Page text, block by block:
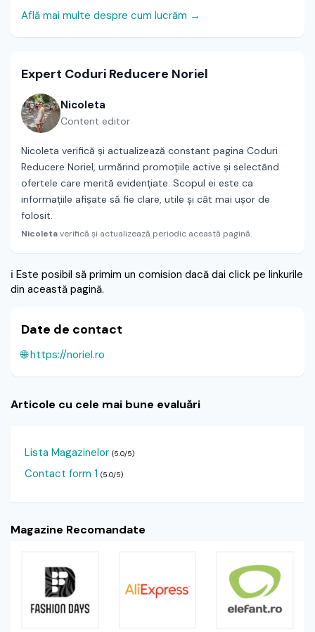
Află mai multe despre cum lucrăm →
Expert Coduri Reducere Noriel
Nicoleta
Content editor
Nicoleta verifică și actualizează constant pagina Coduri
Reducere Noriel, urmărind promoțiile active și selectând
ofertele care merită evidențiate. Scopul ei este ca
informațiile afișate să fie clare, utile și cât mai ușor de
folosit.
Nicoletaverifică și actualizează periodic această pagină.
ℹ️ Este posibil să primim un comision dacă dai click pe linkurile
din această pagină.
Date de contact
🌐 https://noriel.ro
Articole cu cele mai bune evaluări
Lista Magazinelor (5.0/5)
Contact form 1 (5.0/5)
Magazine Recomandate